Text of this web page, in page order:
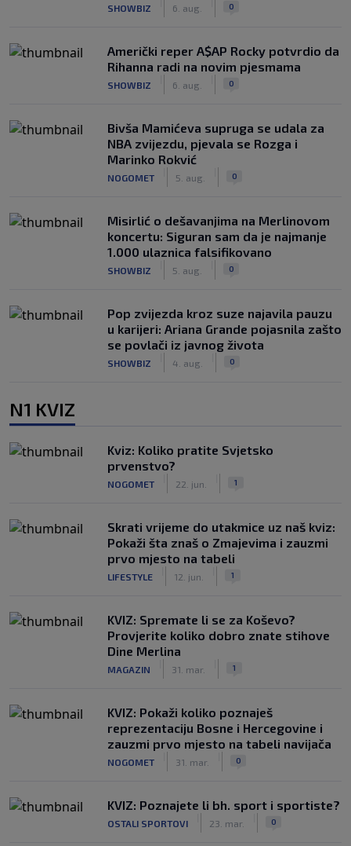
SHOWBIZ 6. aug. 0
Američki reper A$AP Rocky potvrdio da
Rihanna radi na novim pjesmama
SHOWBIZ 6. aug. 0
Bivša Mamićeva supruga se udala za
NBA zvijezdu, pjevala se Rozga i
Marinko Rokvić
NOGOMET 5. aug. 0
Misirlić o dešavanjima na Merlinovom
koncertu: Siguran sam da je najmanje
1.000 ulaznica falsifikovano
SHOWBIZ 5. aug. 0
Pop zvijezda kroz suze najavila pauzu
u karijeri: Ariana Grande pojasnila zašto
se povlači iz javnog života
SHOWBIZ 4. aug. 0
N1 KVIZ
Kviz: Koliko pratite Svjetsko
prvenstvo?
NOGOMET 22. jun. 1
Skrati vrijeme do utakmice uz naš kviz:
Pokaži šta znaš o Zmajevima i zauzmi
prvo mjesto na tabeli
LIFESTYLE 12. jun. 1
KVIZ: Spremate li se za Koševo?
Provjerite koliko dobro znate stihove
Dine Merlina
MAGAZIN 31. mar. 1
KVIZ: Pokaži koliko poznaješ
reprezentaciju Bosne i Hercegovine i
zauzmi prvo mjesto na tabeli navijača
NOGOMET 31. mar. 0
KVIZ: Poznajete li bh. sport i sportiste?
OSTALI SPORTOVI 23. mar. 0